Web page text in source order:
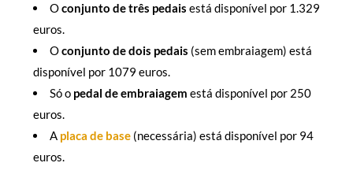
Oconjunto de três pedais está disponível por 1.329
euros.
Oconjunto de dois pedais (sem embraiagem) está
disponível por 1079 euros.
Só o pedal de embraiagem está disponível por 250
euros.
A placa de base (necessária) está disponível por 94
euros.